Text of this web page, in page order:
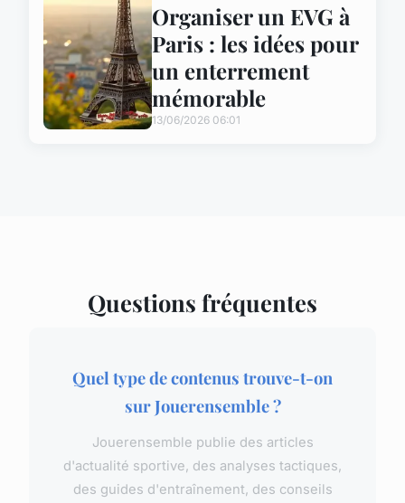
Organiser un EVG à
Paris : les idées pour
un enterrement
mémorable
13/06/2026 06:01
Questions fréquentes
Quel type de contenus trouve-t-on
sur Jouerensemble ?
Jouerensemble publie des articles
d'actualité sportive, des analyses tactiques,
des guides d'entraînement, des conseils